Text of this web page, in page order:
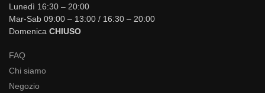
Lunedì 16:30 – 20:00
Mar-Sab 09:00 – 13:00 / 16:30 – 20:00
Domenica CHIUSO
FAQ
Chi siamo
Negozio